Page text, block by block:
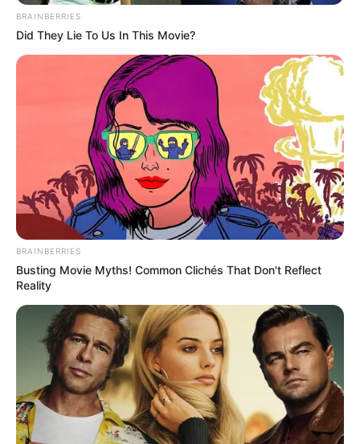
BRAINBERRIES
Did They Lie To Us In This Movie?
BRAINBERRIES
Busting Movie Myths! Common Clichés That Don't Reflect
Reality